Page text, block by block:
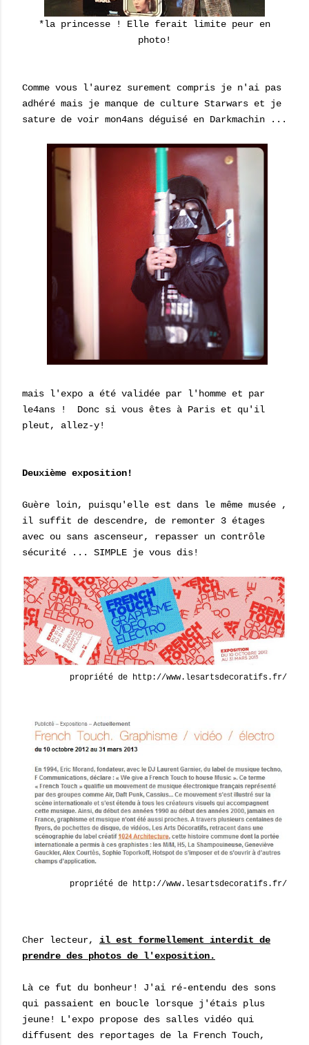
*la princesse ! Elle ferait limite peur en
photo!
Comme vous l'aurez surement compris je n'ai pas
adhéré mais je manque de culture Starwars et je
sature de voir mon4ans déguisé en Darkmachin ...
mais l'expo a été validée par l'homme et par
le4ans ! Donc si vous êtes à Paris et qu'il
pleut, allez-y!
Deuxième exposition!
Guère loin, puisqu'elle est dans le même musée ,
il suffit de descendre, de remonter 3 étages
avec ou sans ascenseur, repasser un contrôle
sécurité ... SIMPLE je vous dis!
propriété de http://www.lesartsdecoratifs.fr/
propriété de http://www.lesartsdecoratifs.fr/
Cher lecteur,
il est formellement interdit de
prendre des photos de l'exposition.
Là ce fut du bonheur! J'ai ré-entendu des sons
qui passaient en boucle lorsque j'étais plus
jeune! L'expo propose des salles vidéo qui
diffusent des reportages de la French Touch,